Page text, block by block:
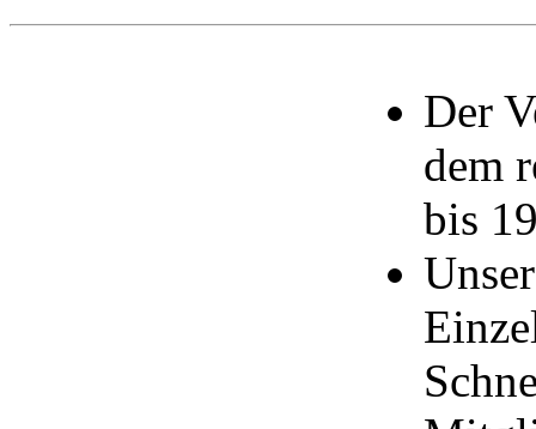
Der
dem
bis